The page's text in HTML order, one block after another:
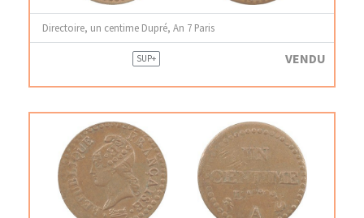
Directoire, un centime Dupré, An 7 Paris
SUP+ VENDU